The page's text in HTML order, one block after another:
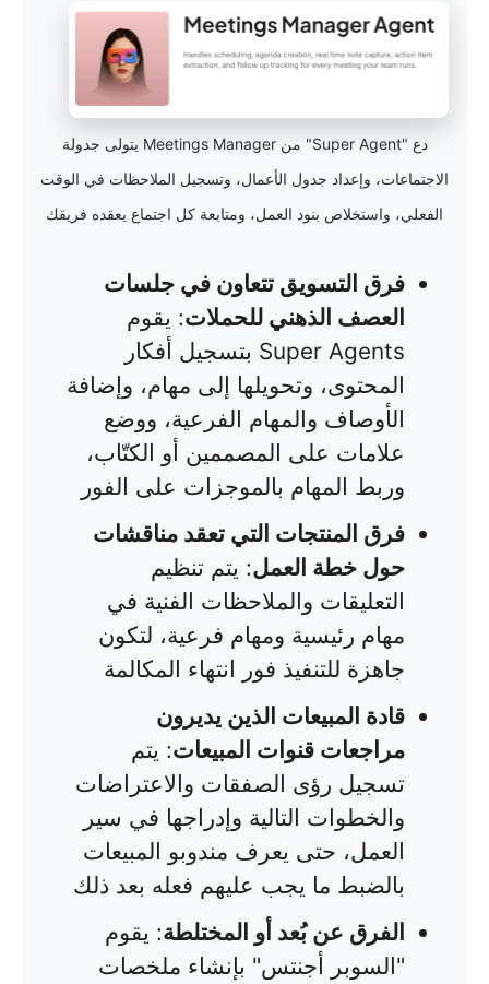
دع "Super Agent" من Meetings Manager يتولى جدولة
الاجتماعات، وإعداد جدول الأعمال، وتسجيل الملاحظات في الوقت
الفعلي، واستخلاص بنود العمل، ومتابعة كل اجتماع يعقده فريقك
فرق التسويق تتعاون في جلسات
العصف الذهني للحملات: يقوم
Super Agents بتسجيل أفكار
المحتوى، وتحويلها إلى مهام، وإضافة
الأوصاف والمهام الفرعية، ووضع
علامات على المصممين أو الكتّاب،
وربط المهام بالموجزات على الفور
فرق المنتجات التي تعقد مناقشات
حول خطة العمل: يتم تنظيم
التعليقات والملاحظات الفنية في
مهام رئيسية ومهام فرعية، لتكون
جاهزة للتنفيذ فور انتهاء المكالمة
قادة المبيعات الذين يديرون
مراجعات قنوات المبيعات: يتم
تسجيل رؤى الصفقات والاعتراضات
والخطوات التالية وإدراجها في سير
العمل، حتى يعرف مندوبو المبيعات
بالضبط ما يجب عليهم فعله بعد ذلك
الفرق عن بُعد أو المختلطة: يقوم
"السوبر أجنتس" بإنشاء ملخصات